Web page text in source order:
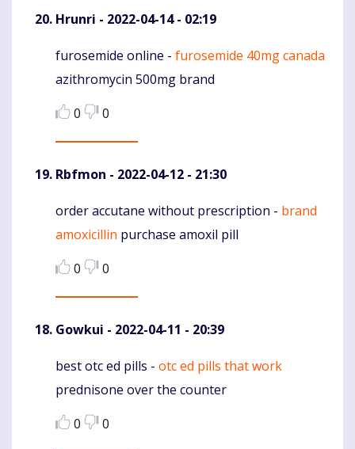
Hrunri - 2022-04-14 - 02:19
Komentaras
furosemide online - furosemide 40mg canada
azithromycin 500mg brand
0
0
Rbfmon - 2022-04-12 - 21:30
Komentaras
order accutane without prescription - brand
amoxicillin purchase amoxil pill
0
0
Gowkui - 2022-04-11 - 20:39
Komentaras
best otc ed pills - otc ed pills that work
prednisone over the counter
0
0